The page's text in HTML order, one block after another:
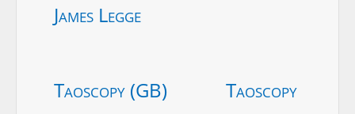
James Legge
Taoscopy (GB) Taoscopy